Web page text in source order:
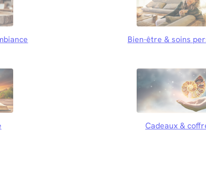
Bien-être & soins
Cadeaux &